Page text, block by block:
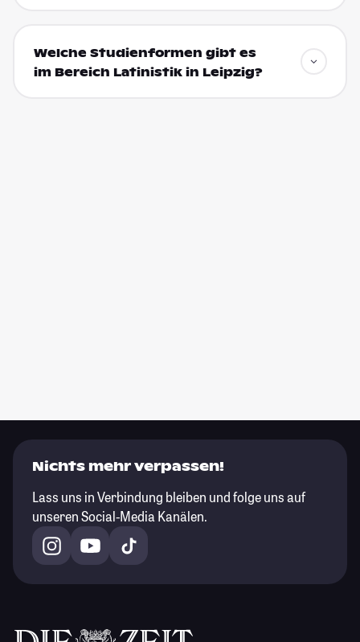
Welche Studienformen gibt es
im Bereich Latinistik in Leipzig?
Nichts mehr verpassen!
Lass uns in Verbindung bleiben und folge uns auf
unseren Social-Media Kanälen.